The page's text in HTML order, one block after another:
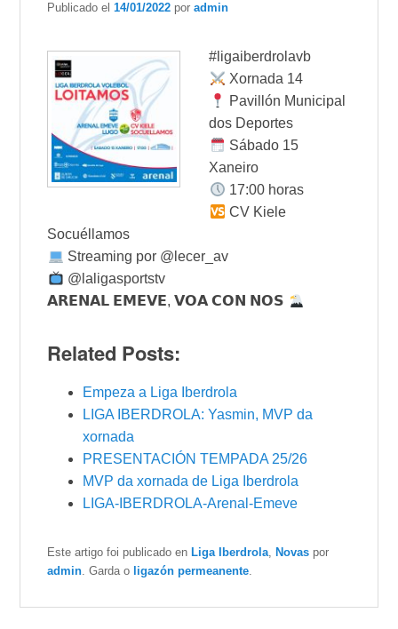
Publicado el14/01/2022 poradmin
#ligaiberdrolavb
Xornada 14
Pavillón Municipal
dos Deportes
Sábado 15
Xaneiro
17:00 horas
CV Kiele
Socuéllamos
Streaming por @lecer_av
@laligasportstv
𝗔𝗥𝗘𝗡𝗔𝗟 𝗘𝗠𝗘𝗩𝗘, 𝗩𝗢𝗔 𝗖𝗢𝗡 𝗡𝗢𝗦
Related Posts:
Empeza a Liga Iberdrola
LIGA IBERDROLA: Yasmin, MVP da
xornada
PRESENTACIÓN TEMPADA 25/26
MVP da xornada de Liga Iberdrola
LIGA-IBERDROLA-Arenal-Emeve
Este artigo foi publicado en Liga Iberdrola Novas por
admin . Garda o ligazón permeanente